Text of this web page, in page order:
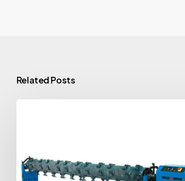
Related Posts